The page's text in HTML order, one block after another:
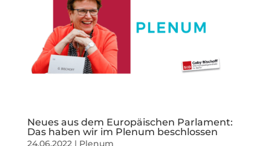
Neues aus dem Europäischen Parlament:
Das haben wir im Plenum beschlossen
24.06.2022| Plenum